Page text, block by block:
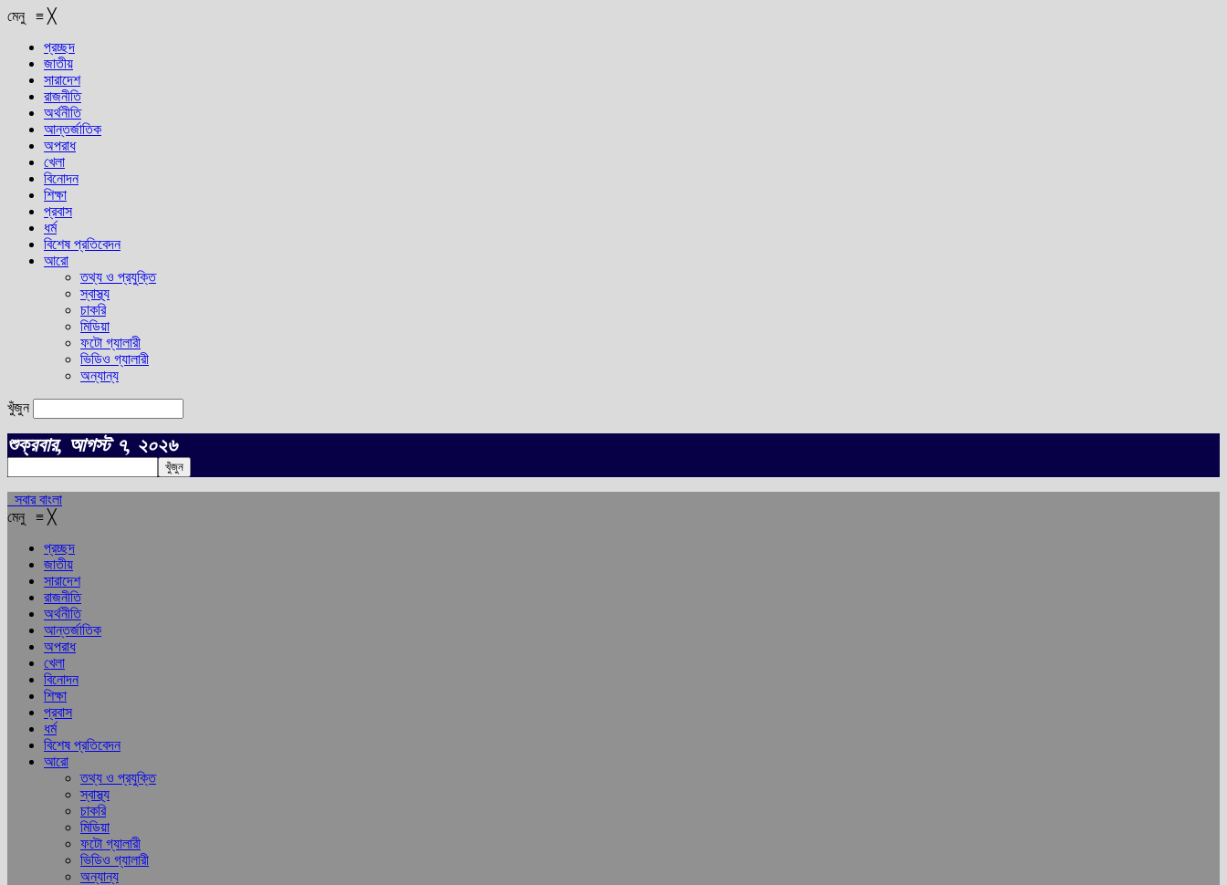
মেনু ≡ ╳
প্রচ্ছদ
জাতীয়
সারাদেশ
রাজনীতি
অর্থনীতি
আন্তর্জাতিক
অপরাধ
খেলা
বিনোদন
শিক্ষা
প্রবাস
ধর্ম
বিশেষ প্রতিবেদন
আরো
তথ্য ও প্রযুক্তি
স্বাস্থ্য
চাকরি
মিডিয়া
ফটো গ্যালারী
ভিডিও গ্যালারী
অন্যান্য
খুঁজুন
শুক্রবার, আগস্ট ৭, ২০২৬
সবার বাংলা
মেনু ≡ ╳
প্রচ্ছদ
জাতীয়
সারাদেশ
রাজনীতি
অর্থনীতি
আন্তর্জাতিক
অপরাধ
খেলা
বিনোদন
শিক্ষা
প্রবাস
ধর্ম
বিশেষ প্রতিবেদন
আরো
তথ্য ও প্রযুক্তি
স্বাস্থ্য
চাকরি
মিডিয়া
ফটো গ্যালারী
ভিডিও গ্যালারী
অন্যান্য